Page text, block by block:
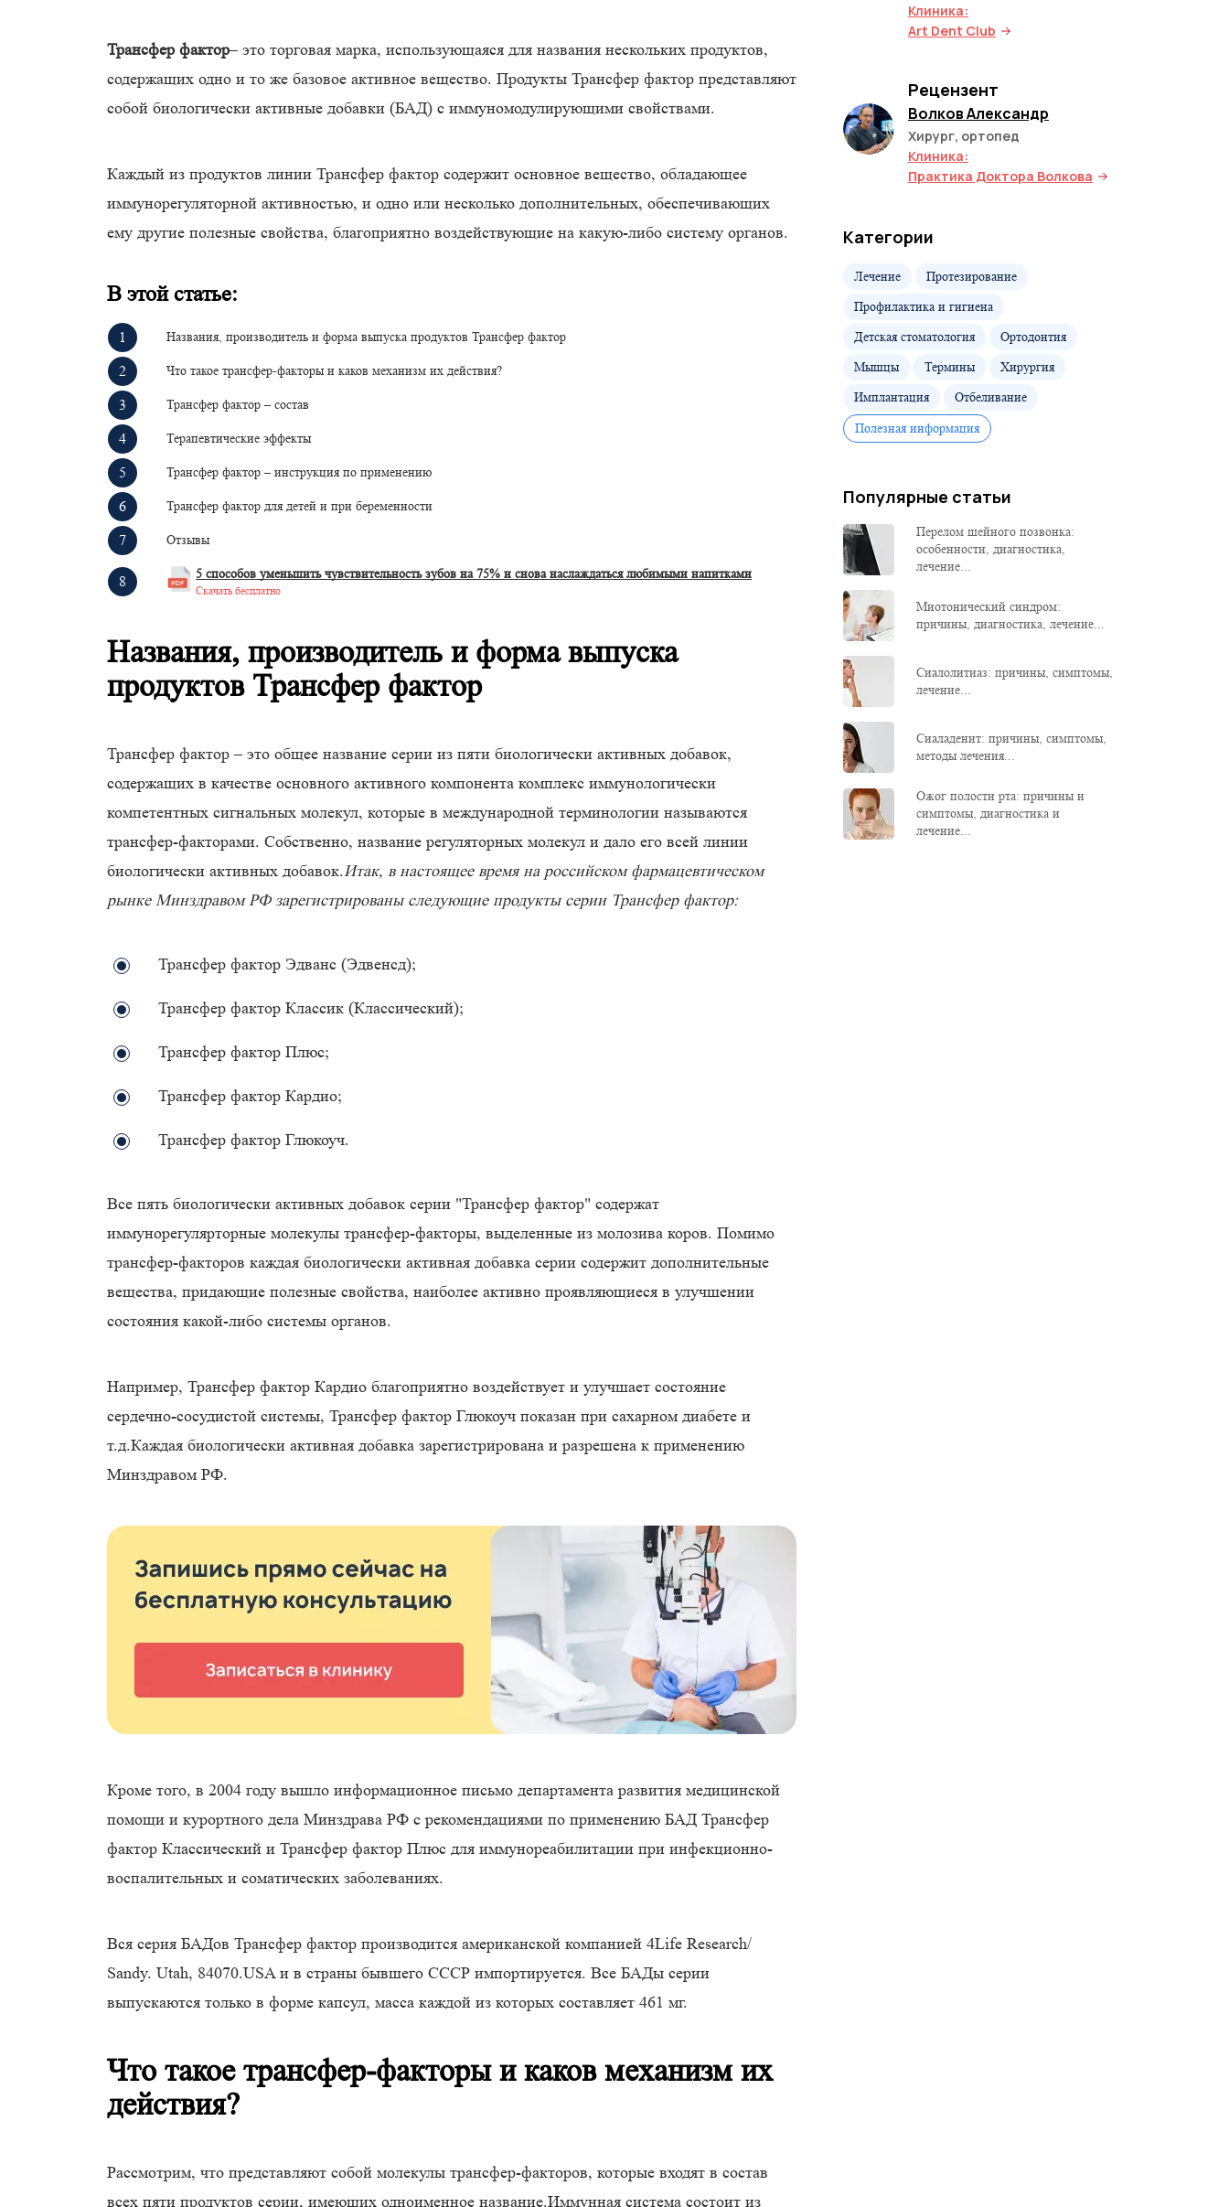
Трансфер фактор– это торговая марка, использующаяся для названия нескольких продуктов,
содержащих одно и то же базовое активное вещество. Продукты Трансфер фактор представляют
собой биологически активные добавки (БАД) с иммуномодулирующими свойствами.
Каждый из продуктов линии Трансфер фактор содержит основное вещество, обладающее
иммунорегуляторной активностью, и одно или несколько дополнительных, обеспечивающих
ему другие полезные свойства, благоприятно воздействующие на какую-либо систему органов.
В этой статье:
Названия, производитель и форма выпуска продуктов Трансфер фактор
Что такое трансфер-факторы и каков механизм их действия?
Трансфер фактор – состав
Терапевтические эффекты
Трансфер фактор – инструкция по применению
Трансфер фактор для детей и при беременности
Отзывы
5 способов уменьшить чувствительность зубов на 75% и снова наслаждаться любимыми напитками
Скачать бесплатно
Названия, производитель и форма выпуска
продуктов Трансфер фактор
Трансфер фактор – это общее название серии из пяти биологически активных добавок,
содержащих в качестве основного активного компонента комплекс иммунологически
компетентных сигнальных молекул, которые в международной терминологии называются
трансфер-факторами. Собственно, название регуляторных молекул и дало его всей линии
биологически активных добавок.Итак, в настоящее время на российском фармацевтическом
рынке Минздравом РФ зарегистрированы следующие продукты серии Трансфер фактор:
Трансфер фактор Эдванс (Эдвенсд);
Трансфер фактор Классик (Классический);
Трансфер фактор Плюс;
Трансфер фактор Кардио;
Трансфер фактор Глюкоуч.
Все пять биологически активных добавок серии "Трансфер фактор" содержат
иммунорегулярторные молекулы трансфер-факторы, выделенные из молозива коров. Помимо
трансфер-факторов каждая биологически активная добавка серии содержит дополнительные
вещества, придающие полезные свойства, наиболее активно проявляющиеся в улучшении
состояния какой-либо системы органов.
Например, Трансфер фактор Кардио благоприятно воздействует и улучшает состояние
сердечно-сосудистой системы, Трансфер фактор Глюкоуч показан при сахарном диабете и
т.д.Каждая биологически активная добавка зарегистрирована и разрешена к применению
Минздравом РФ.
Кроме того, в 2004 году вышло информационное письмо департамента развития медицинской
помощи и курортного дела Минздрава РФ с рекомендациями по применению БАД Трансфер
фактор Классический и Трансфер фактор Плюс для иммунореабилитации при инфекционно-
воспалительных и соматических заболеваниях.
Вся серия БАДов Трансфер фактор производится американской компанией 4Life Research/
Sandy. Utah, 84070.USA и в страны бывшего СССР импортируется. Все БАДы серии
выпускаются только в форме капсул, масса каждой из которых составляет 461 мг.
Что такое трансфер-факторы и каков механизм их
действия?
Рассмотрим, что представляют собой молекулы трансфер-факторов, которые входят в состав
всех пяти продуктов серии, имеющих одноименное название.Иммунная система состоит из
Клиника:
Art Dent Club
Рецензент
Волков Александр
Хирург, ортопед
Клиника:
Практика Доктора Волкова
Категории
Лечение Протезирование
Профилактика и гигиена
Детская стоматология Ортодонтия
Мышцы Термины Хирургия
Имплантация Отбеливание
Полезная информация
Популярные статьи
Перелом шейного позвонка:
особенности, диагностика,
лечение...
Миотонический синдром:
причины, диагностика, лечение...
Сиалолитиаз: причины, симптомы,
лечение...
Сиаладенит: причины, симптомы,
методы лечения...
Ожог полости рта: причины и
симптомы, диагностика и
лечение...